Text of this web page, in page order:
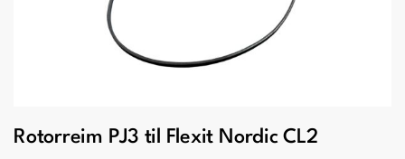
Rotorreim PJ3 til Flexit Nordic CL2